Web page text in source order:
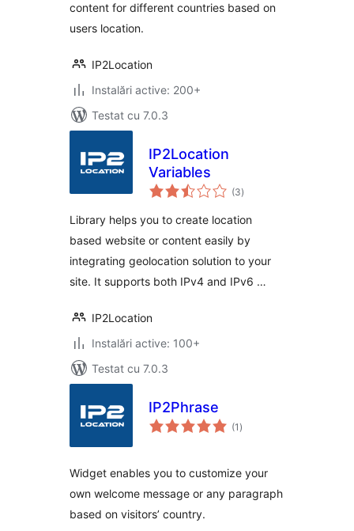
content for different countries based on
users location.
IP2Location
Instalări active: 200+
Testat cu 7.0.3
IP2Location
Variables
(3total
aprecieri
)
Library helps you to create location
based website or content easily by
integrating geolocation solution to your
site. It supports both IPv4 and IPv6 …
IP2Location
Instalări active: 100+
Testat cu 7.0.3
IP2Phrase
(1 total
aprecieri
)
Widget enables you to customize your
own welcome message or any paragraph
based on visitors’ country.